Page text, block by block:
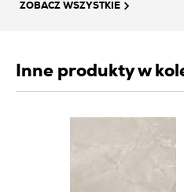
ZOBACZ WSZYSTKIE
Inne produkty w